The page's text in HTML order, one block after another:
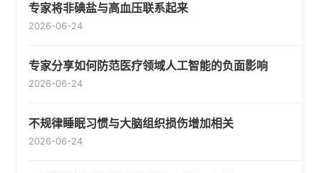
专家将非碘盐与高血压联系起来
2026-06-24
专家分享如何防范医疗领域人工智能的负面影响
2026-06-24
不规律睡眠习惯与大脑组织损伤增加相关
2026-06-24